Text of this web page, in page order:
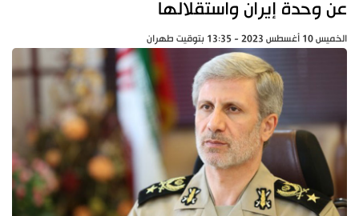
عن وحدة إيران واستقلالها
الخميس 10 أغسطس 2023 - 13:35 بتوقيت طهران